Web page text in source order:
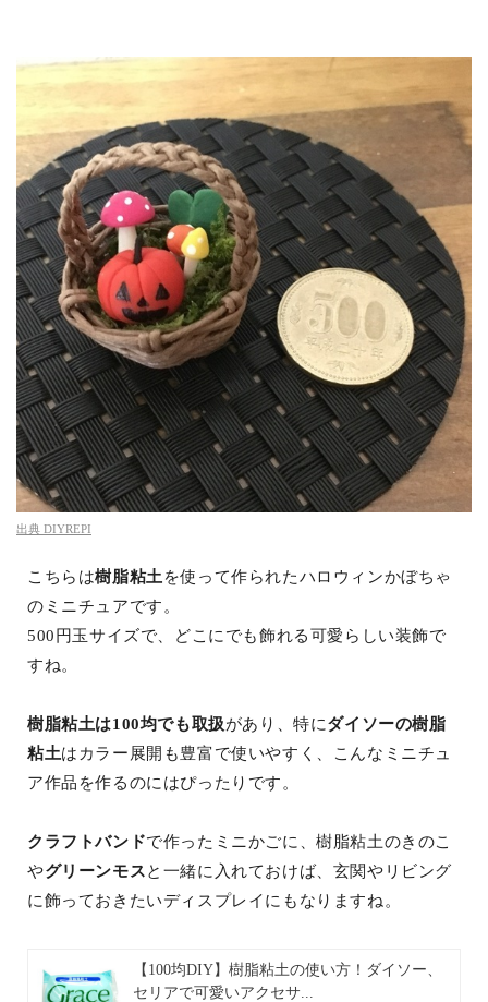
出典 DIYREPI
こちらは樹脂粘土 を使って作られたハロウィンかぼちゃ
のミニチュアです。
500円玉サイズで、どこにでも飾れる可愛らしい装飾で
すね。
樹脂粘土は100均でも取扱があり、特にダイソーの樹脂
粘土はカラー展開も豊富で使いやすく、こんなミニチュ
ア作品を作るのにはぴったりです。
クラフトバンドで作ったミニかごに、樹脂粘土のきのこ
やグリーンモスと一緒に入れておけば、玄関やリビング
に飾っておきたいディスプレイにもなりますね。
【100均DIY】樹脂粘土の使い方！ダイソー、
セリアで可愛いアクセサ...